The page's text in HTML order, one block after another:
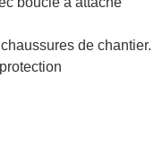
de chantier.